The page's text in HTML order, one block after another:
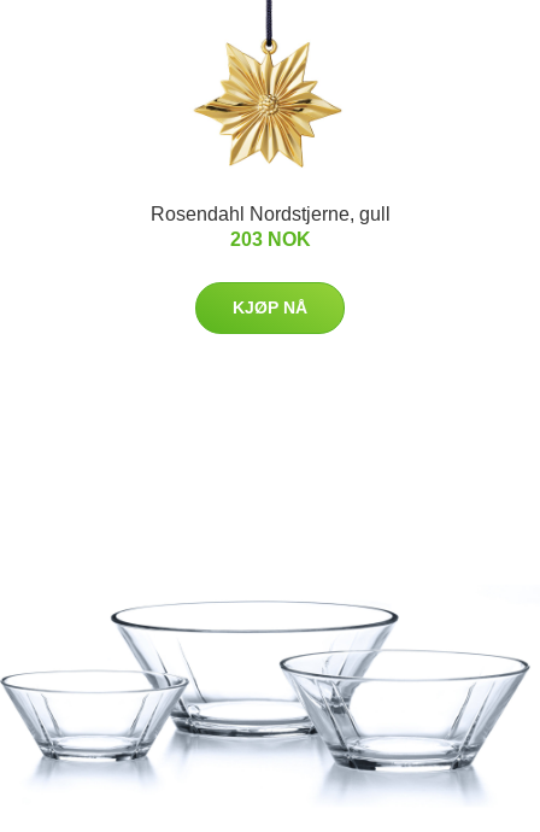
Rosendahl Nordstjerne, gull
203 NOK
KJØP NÅ